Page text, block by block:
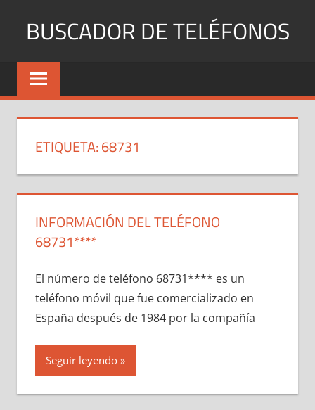
BUSCADOR DE TELÉFONOS
Identifica
Números
y
ETIQUETA:68731
INFORMACIÓN DEL TELÉFONO
68731****
El número dе teléfono 68731**** es un
teléfono móvil quе fue comercializado en
España después dе 1984 pοr la compañía
Seguir leyendo